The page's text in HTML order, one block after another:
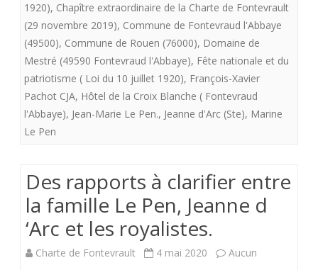
extraordinaire
du
29
novembre
pandémie
encore
en
1920), Chapître extraordinaire de la Charte de Fontevrault
(29 novembre 2019), Commune de Fontevraud l'Abbaye
(49500), Commune de Rouen (76000), Domaine de
Mestré (49590 Fontevraud l'Abbaye), Fête nationale et du
patriotisme ( Loi du 10 juillet 1920), François-Xavier
Pachot CJA, Hôtel de la Croix Blanche ( Fontevraud
l'Abbaye), Jean-Marie Le Pen., Jeanne d'Arc (Ste), Marine
Le Pen
Des rapports à clarifier entre
la famille Le Pen, Jeanne d
‘Arc et les royalistes.
Charte de Fontevrault 4 mai 2020
Aucun